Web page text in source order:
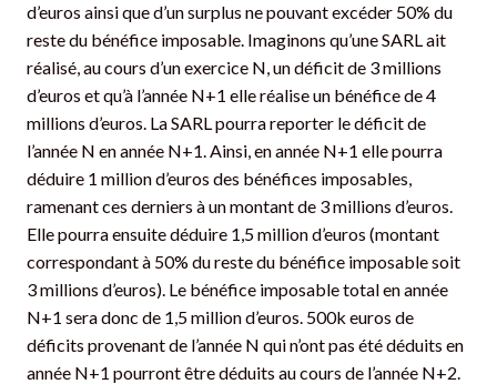
d’euros ainsi que d’un surplus ne pouvant excéder 50% du
reste du bénéfice imposable. Imaginons qu’une SARL ait
réalisé, au cours d’un exercice N, un déficit de 3 millions
d’euros et qu’à l’année N+1 elle réalise un bénéfice de 4
millions d’euros. La SARL pourra reporter le déficit de
l’année N en année N+1. Ainsi, en année N+1 elle pourra
déduire 1 million d’euros des bénéfices imposables,
ramenant ces derniers à un montant de 3 millions d’euros.
Elle pourra ensuite déduire 1,5 million d’euros (montant
correspondant à 50% du reste du bénéfice imposable soit
3 millions d’euros). Le bénéfice imposable total en année
N+1 sera donc de 1,5 million d’euros. 500k euros de
déficits provenant de l’année N qui n’ont pas été déduits en
année N+1 pourront être déduits au cours de l’année N+2.